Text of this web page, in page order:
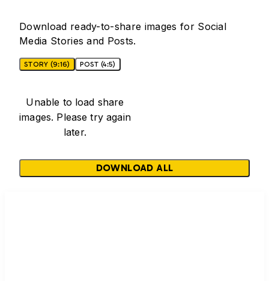
Download ready-to-share images for Social
Media Stories and Posts.
STORY (9:16) POST (4:5)
Unable to load share
images. Please try again
later.
DOWNLOAD ALL